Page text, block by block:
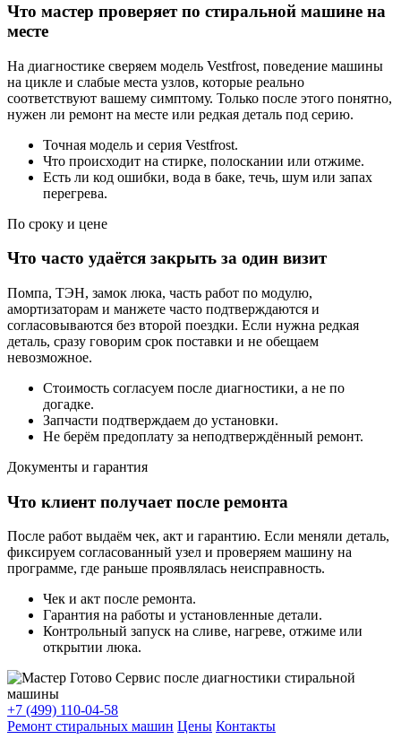
Что мастер проверяет по стиральной машине на
месте
На диагностике сверяем модель Vestfrost, поведение машины
на цикле и слабые места узлов, которые реально
соответствуют вашему симптому. Только после этого понятно,
нужен ли ремонт на месте или редкая деталь под серию.
Точная модель и серия Vestfrost.
Что происходит на стирке, полоскании или отжиме.
Есть ли код ошибки, вода в баке, течь, шум или запах
перегрева.
По сроку и цене
Что часто удаётся закрыть за один визит
Помпа, ТЭН, замок люка, часть работ по модулю,
амортизаторам и манжете часто подтверждаются и
согласовываются без второй поездки. Если нужна редкая
деталь, сразу говорим срок поставки и не обещаем
невозможное.
Стоимость согласуем после диагностики, а не по
догадке.
Запчасти подтверждаем до установки.
Не берём предоплату за неподтверждённый ремонт.
Документы и гарантия
Что клиент получает после ремонта
После работ выдаём чек, акт и гарантию. Если меняли деталь,
фиксируем согласованный узел и проверяем машину на
программе, где раньше проявлялась неисправность.
Чек и акт после ремонта.
Гарантия на работы и установленные детали.
Контрольный запуск на сливе, нагреве, отжиме или
открытии люка.
+7 (499) 110-04-58
Ремонт стиральных машин Цены Контакты